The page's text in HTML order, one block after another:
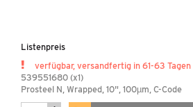
Listenpreis
verfügbar, versandfertig in 61-63 Tagen
539551680 (x1)
Prosteel N, Wrapped, 10", 100µm, C-Code